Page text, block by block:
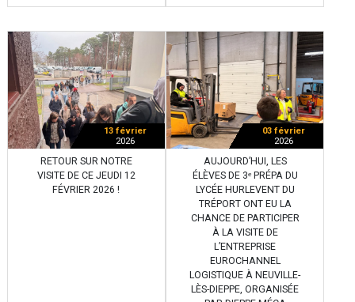
13 février
2026
RETOUR SUR NOTRE
VISITE DE CE JEUDI 12
FÉVRIER 2026 !
03 février
2026
AUJOURD’HUI, LES
ÉLÈVES DE 3ᵉ PRÉPA DU
LYCÉE HURLEVENT DU
TRÉPORT ONT EU LA
CHANCE DE PARTICIPER
À LA VISITE DE
L’ENTREPRISE
EUROCHANNEL
LOGISTIQUE À NEUVILLE-
LÈS-DIEPPE, ORGANISÉE